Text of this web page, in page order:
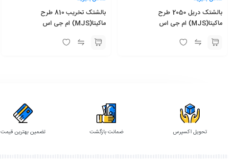
بالشتک دريل 2050 طرح
ماکيتا(MJS) ام جی اس
بالشتک تخريب 810 طرح
ماکيتا(MJS) ام جی اس
تحویل اکسپرس ضمانت بازگشت تضمین بهترین قیمت